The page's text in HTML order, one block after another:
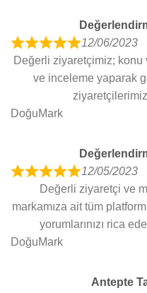
u
t
o
5
R
a
d
u
t
o
f
5
12/06/2023
Değerli ziyaretçimiz;
ve inceleme yaparak
DoğuMark
R
a
t
e
d
12/05/2023
Değerli ziyaretçi ve
markamıza ait tüm
yorumlarınızı rica
DoğuMark
Antepte